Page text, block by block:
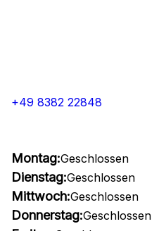
+49 8382 22848
Montag:Geschlossen
Dienstag:Geschlossen
Mittwoch:Geschlossen
Donnerstag:Geschlossen